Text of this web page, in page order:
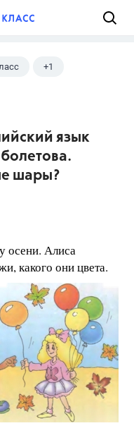
+1
язык
шары?
осени. Алиса
какого они цвета.